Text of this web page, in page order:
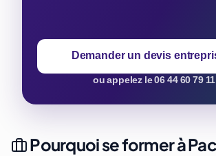
Demander un devis
ou appelez le 06 44 60 79 11
Pourquoi se former à